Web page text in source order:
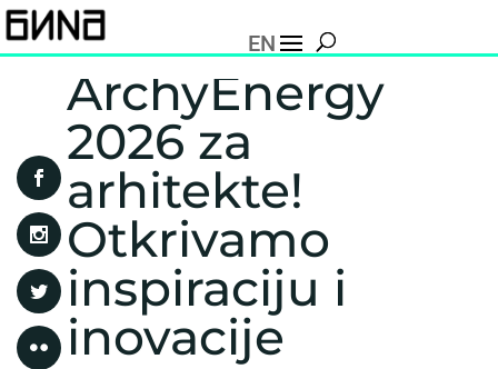
EN
ArchyEnergy
2026 za
arhitekte!
Otkrivamo
inspiraciju i
inovacije